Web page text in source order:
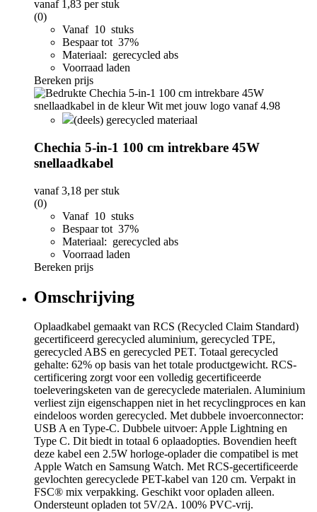
vanaf 1,83 per stuk
(0)
Vanaf 10 stuks
Bespaar tot 37%
Materiaal: gerecycled abs
Voorraad laden
Bereken prijs
(deels) gerecycled materiaal
Chechia 5-in-1 100 cm intrekbare 45W
snellaadkabel
vanaf3,18 per stuk
(0)
Vanaf 10 stuks
Bespaar tot 37%
Materiaal: gerecycled abs
Voorraad laden
Bereken prijs
Omschrijving
Oplaadkabel gemaakt van RCS (Recycled Claim Standard)
gecertificeerd gerecycled aluminium, gerecycled TPE,
gerecycled ABS en gerecycled PET. Totaal gerecycled
gehalte: 62% op basis van het totale productgewicht. RCS-
certificering zorgt voor een volledig gecertificeerde
toeleveringsketen van de gerecyclede materialen. Aluminium
verliest zijn eigenschappen niet in het recyclingproces en kan
eindeloos worden gerecycled. Met dubbele invoerconnector:
USB A en Type-C. Dubbele uitvoer: Apple Lightning en
Type C. Dit biedt in totaal 6 oplaadopties. Bovendien heeft
deze kabel een 2.5W horloge-oplader die compatibel is met
Apple Watch en Samsung Watch. Met RCS-gecertificeerde
gevlochten gerecyclede PET-kabel van 120 cm. Verpakt in
FSC® mix verpakking. Geschikt voor opladen alleen.
Ondersteunt opladen tot 5V/2A. 100% PVC-vrij.